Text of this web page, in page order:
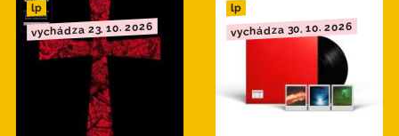
lp
vychádza 23. 10. 2026
lp
vychádza 30. 10. 2026